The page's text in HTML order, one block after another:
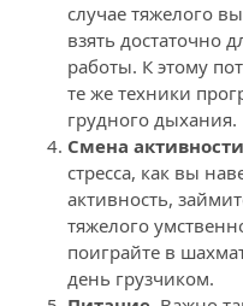
случае тяжелого
взять достаточно
работы. К этому
те же техники
грудного дыхания.
Смена активности
стресса, как вы
активность,
тяжелого
поиграйте в
день грузчиком.